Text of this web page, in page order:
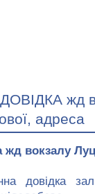
жд
адреса
жд вокзалу
довідка